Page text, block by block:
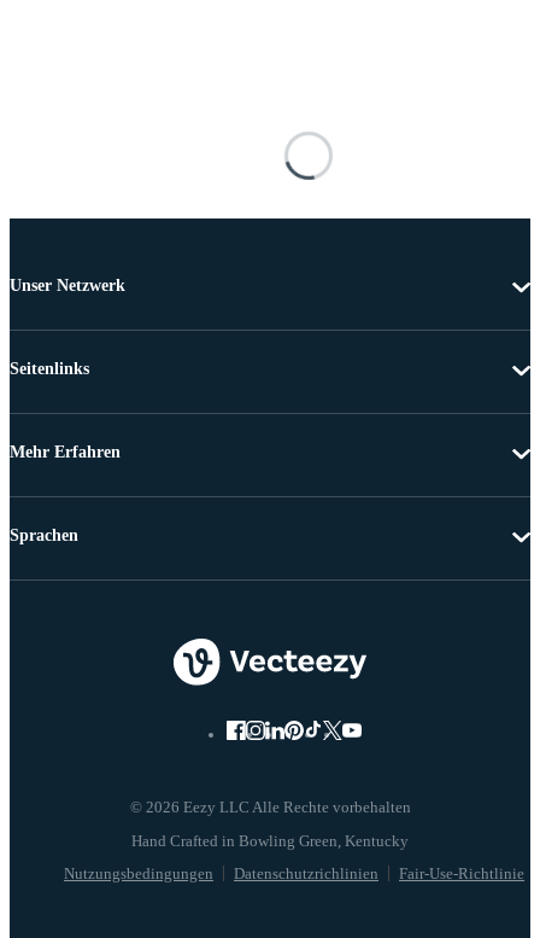
Unser Netzwerk
Seitenlinks
Mehr Erfahren
© 2026 Eezy LLC Alle Rechte vorbehalten
Nutzungsbedingungen Datenschutzrichlinien Fair-Use-Richtlinie
Sprachen